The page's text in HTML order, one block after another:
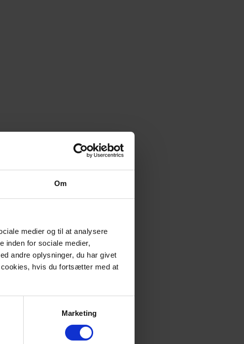
Om
medier og til at analysere
inden for sociale medier,
andre oplysninger, du har givet
hvis du fortsætter med at
Marketing